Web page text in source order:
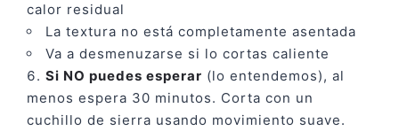
calor residual
La textura no está completamente asentada
Va a desmenuzarse si lo cortas caliente
Si NO puedes esperar (lo entendemos), al
menos espera 30 minutos. Corta con un
cuchillo de sierra usando movimiento suave.